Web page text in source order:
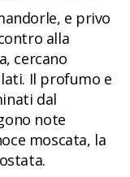
e privo
alla
cercano
Il profumo e
dal
note
moscata, la